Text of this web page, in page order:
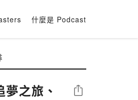
什麼是 Podcast
之旅、
分享